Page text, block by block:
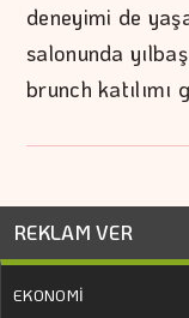
deneyimi de
salonunda
brunch
REKLAM VER
EKONOMİ